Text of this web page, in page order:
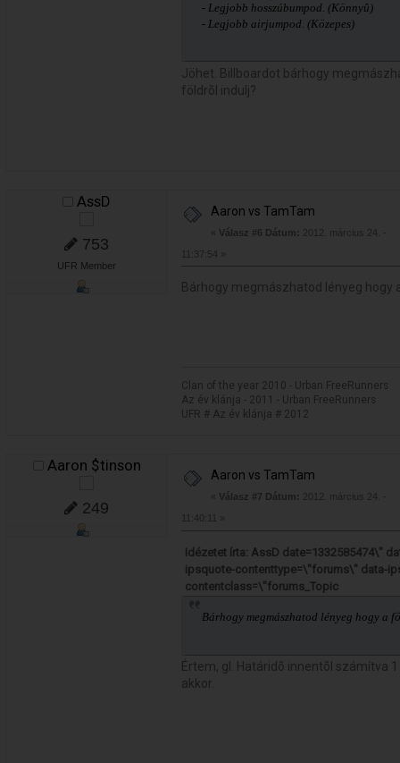
- Legjobb hosszúbumpod. (Könnyû)
- Legjobb airjumpod. (Közepes)
Jöhet. Billboardot bárhogy
földrõl indulj?
AssD
753
UFR Member
Aaron vs TamTam
« Válasz #6 Dátum:
2012. március 24. -
11:37:54 »
Bárhogy megmászhatod lényeg hogy
Clan of the year 2010 - Urban FreeRunners
Az év klánja - 2011 - Urban FreeRunners
UFR # Az év klánja # 2012
Aaron $tinson
249
Aaron vs TamTam
« Válasz #7 Dátum:
2012. március 24. -
11:40:11 »
Idézetet írta: AssD date=1332585474\"
ipsquote-contenttype=\"forums\" data-
contentclass=\"forums_Topic
Bárhogy megmászhatod lényeg hogy a
Értem, gl. Határidõ innentõl számítva
akkor.